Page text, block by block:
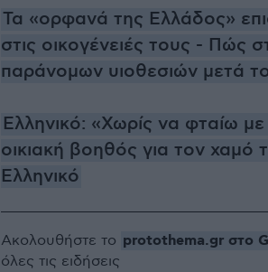
Τα «ορφανά της Ελλάδος»
στις οικογένειές τους - Πώς
παράνομων υιοθεσιών μετά
Ελληνικό: «Χωρίς να φταίω
οικιακή βοηθός για τον χαμό
Ελληνικό
Ακολουθήστε το protothema.gr στο
όλες τις ειδήσεις